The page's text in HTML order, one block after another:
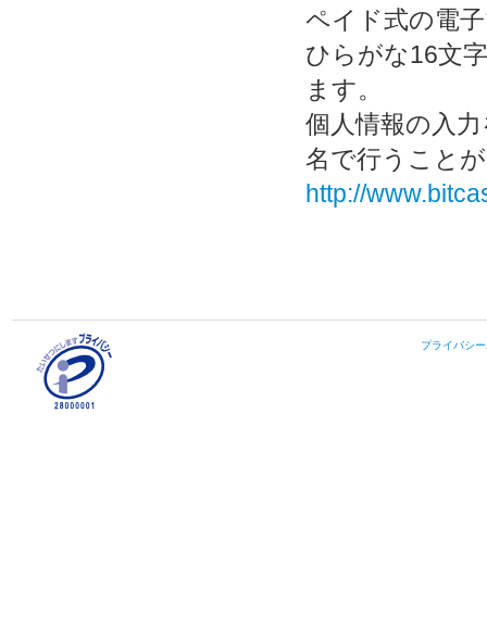
ペイド式の電
ひらがな16文
ます。
個人情報の入
名で行うこと
http://
プライバシ